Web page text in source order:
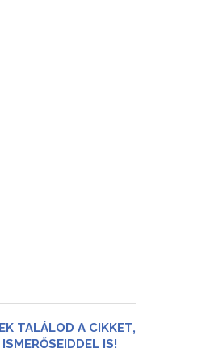
TALÁLOD A CIKKET,
IS!